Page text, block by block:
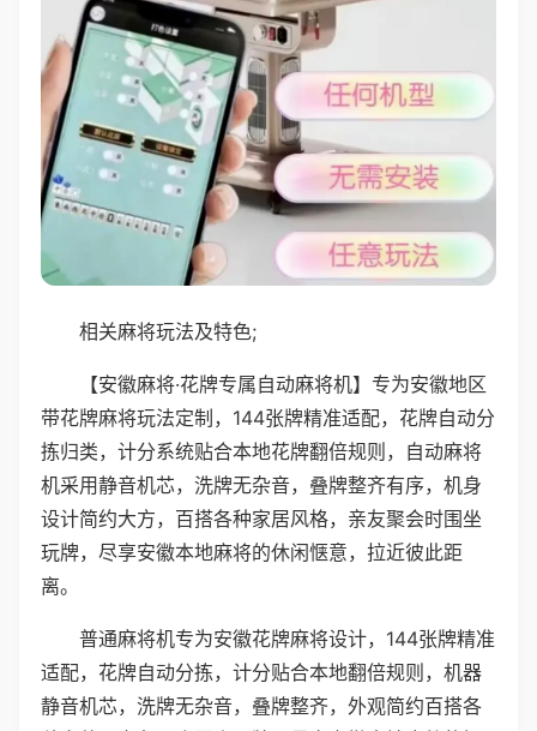
相关麻将玩法及特色;
【安徽麻将·花牌专属自动麻将机】专为安徽地区
带花牌麻将玩法定制，144张牌精准适配，花牌自动分
拣归类，计分系统贴合本地花牌翻倍规则，自动麻将
机采用静音机芯，洗牌无杂音，叠牌整齐有序，机身
设计简约大方，百搭各种家居风格，亲友聚会时围坐
玩牌，尽享安徽本地麻将的休闲惬意，拉近彼此距
离。
普通麻将机专为安徽花牌麻将设计，144张牌精准
适配，花牌自动分拣，计分贴合本地翻倍规则，机器
静音机芯，洗牌无杂音，叠牌整齐，外观简约百搭各